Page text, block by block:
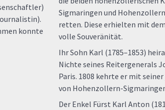
konnte
Sigmaringen und
retten. Diese erhielten mit
volle Souveränität.
Ihr Sohn Karl (1785–1853)
Nichte seines Reitergenerals
Paris. 1808 kehrte er mit
von Hohenzollern-
Der Enkel Fürst Karl Anton